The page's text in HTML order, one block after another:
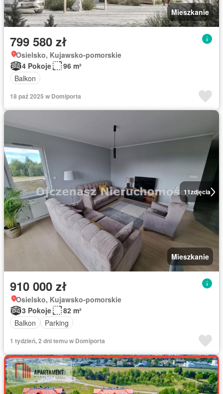
Mieszkanie
799 580 zł
Osielsko, Kujawsko-pomorskie
4 Pokoje
96 m²
Balkon
18 paź 2025 w Domiporta
11zdjęcia
Mieszkanie
910 000 zł
Osielsko, Kujawsko-pomorskie
3 Pokoje
82 m²
Balkon
Parking
1 tydzień, 2 dni temu w Domiporta